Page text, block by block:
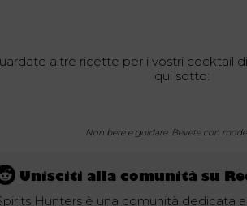
altre ricette per i vostri cocktail
qui sotto:
Non bere e guidare. Bevete con
Unisciti alla comunità su
Hunters è una comunità dedicata